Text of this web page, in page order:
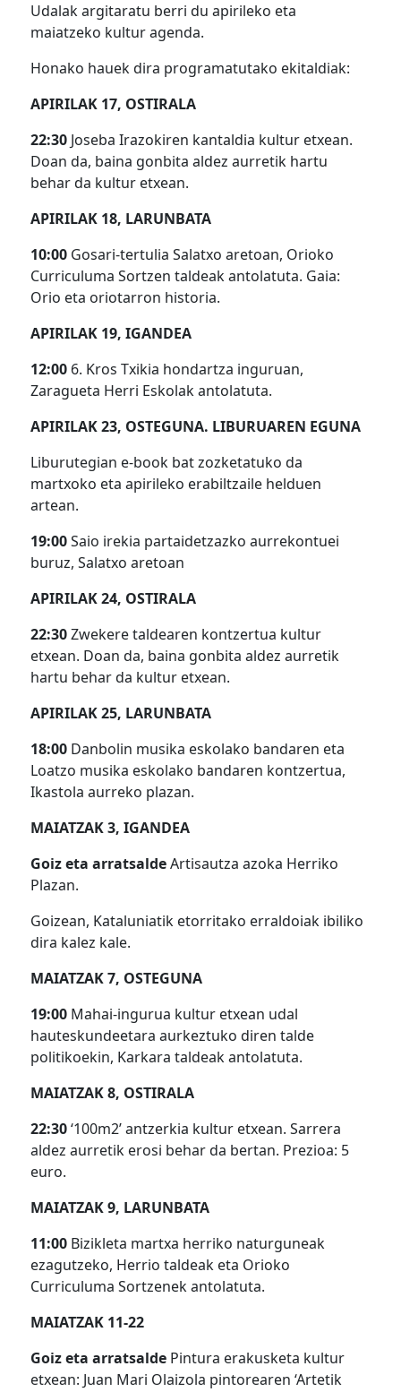
Udalak argitaratu berri du apirileko eta
maiatzeko kultur agenda.
Honako hauek dira programatutako ekitaldiak:
APIRILAK 17, OSTIRALA
22:30 Joseba Irazokiren kantaldia kultur etxean.
Doan da, baina gonbita aldez aurretik hartu
behar da kultur etxean.
APIRILAK 18, LARUNBATA
10:00 Gosari-tertulia Salatxo aretoan, Orioko
Curriculuma Sortzen taldeak antolatuta. Gaia:
Orio eta oriotarron historia.
APIRILAK 19, IGANDEA
12:00 6. Kros Txikia hondartza inguruan,
Zaragueta Herri Eskolak antolatuta.
APIRILAK 23, OSTEGUNA. LIBURUAREN EGUNA
Liburutegian e-book bat zozketatuko da
martxoko eta apirileko erabiltzaile helduen
artean.
19:00Saio irekia partaidetzazko aurrekontuei
buruz, Salatxo aretoan
APIRILAK 24, OSTIRALA
22:30Zwekere taldearen kontzertua kultur
etxean. Doan da, baina gonbita aldez aurretik
hartu behar da kultur etxean.
APIRILAK 25, LARUNBATA
18:00 Danbolin musika eskolako bandaren eta
Loatzo musika eskolako bandaren kontzertua,
Ikastola aurreko plazan.
MAIATZAK 3, IGANDEA
Goiz eta arratsaldeArtisautza azoka Herriko
Plazan.
Goizean, Kataluniatik etorritako erraldoiak ibiliko
dira kalez kale.
MAIATZAK 7, OSTEGUNA
19:00 Mahai-ingurua kultur etxean udal
hauteskundeetara aurkeztuko diren talde
politikoekin, Karkara taldeak antolatuta.
MAIATZAK 8, OSTIRALA
22:30‘100m2’ antzerkia kultur etxean. Sarrera
aldez aurretik erosi behar da bertan. Prezioa: 5
euro.
MAIATZAK 9, LARUNBATA
11:00 Bizikleta martxa herriko naturguneak
ezagutzeko, Herrio taldeak eta Orioko
Curriculuma Sortzenek antolatuta.
MAIATZAK 11-22
Goiz eta arratsalde Pintura erakusketa kultur
etxean: Juan Mari Olaizola pintorearen ‘Artetik